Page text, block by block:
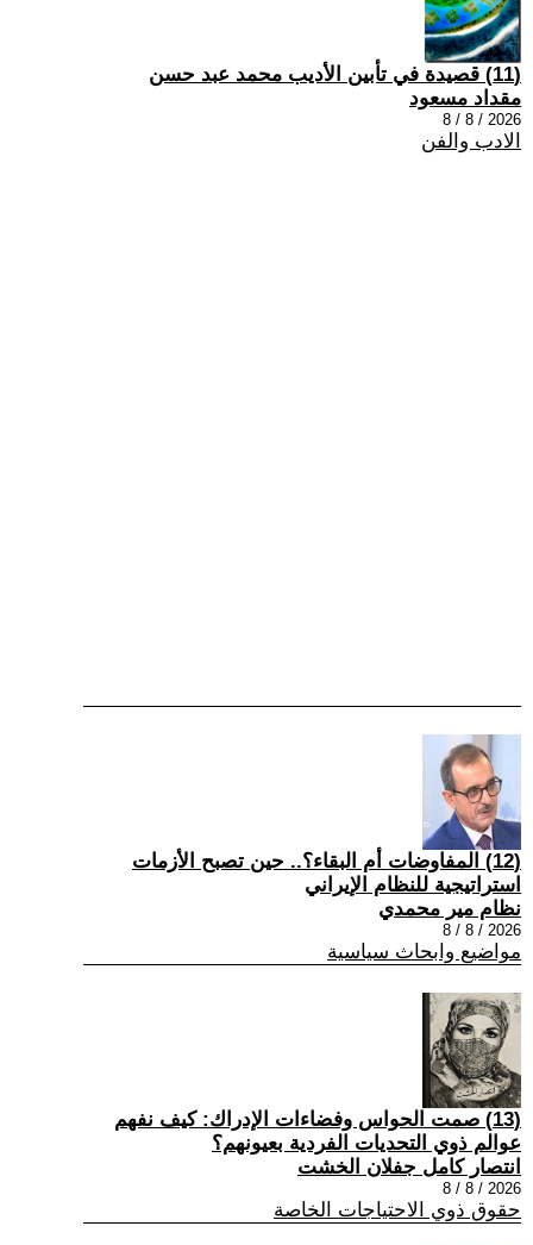
(11) قصيدة في تأبين الأديب محمد عبد حسن
مقداد مسعود
2026 / 8 / 8
الادب والفن
(12) المفاوضات أم البقاء؟.. حين تصبح الأزمات
استراتيجية للنظام الإيراني
نظام مير محمدي
2026 / 8 / 8
مواضيع وابحاث سياسية
(13) صمت الحواس وفضاءات الإدراك: كيف نفهم
عوالم ذوي التحديات الفردية بعيونهم؟
انتصار كامل جفلان الخشت
2026 / 8 / 8
حقوق ذوي الاحتياجات الخاصة